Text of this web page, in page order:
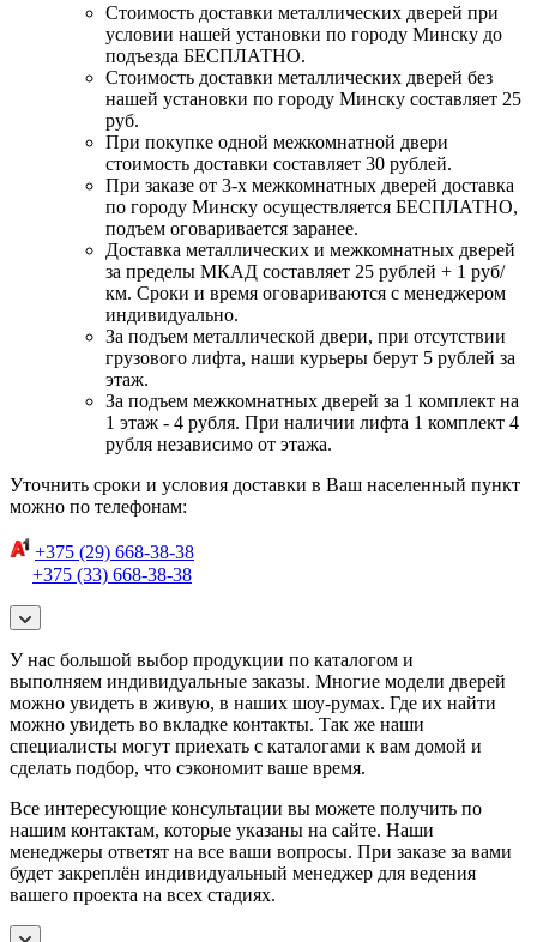
Стоимость доставки металлических дверей при
условии нашей установки по городу Минску до
подъезда БЕСПЛАТНО.
Стоимость доставки металлических дверей без
нашей установки по городу Минску составляет 25
руб.
При покупке одной межкомнатной двери
стоимость доставки составляет 30 рублей.
При заказе от 3-х межкомнатных дверей доставка
по городу Минску осуществляется БЕСПЛАТНО,
подъем оговаривается заранее.
Доставка металлических и межкомнатных дверей
за пределы МКАД составляет 25 рублей + 1 руб/
км. Сроки и время оговариваются с менеджером
индивидуально.
За подъем металлической двери, при отсутствии
грузового лифта, наши курьеры берут 5 рублей за
этаж.
За подъем межкомнатных дверей за 1 комплект на
1 этаж - 4 рубля. При наличии лифта 1 комплект 4
рубля независимо от этажа.
Уточнить сроки и условия доставки в Ваш населенный пункт
можно по телефонам:
+375 (29) 668-38-38
+375 (33) 668-38-38
У нас большой выбор продукции по каталогом и
выполняем индивидуальные заказы. Многие модели дверей
можно увидеть в живую, в наших шоу-румах. Где их найти
можно увидеть во вкладке контакты. Так же наши
специалисты могут приехать с каталогами к вам домой и
сделать подбор, что сэкономит ваше время.
Все интересующие консультации вы можете получить по
нашим контактам, которые указаны на сайте. Наши
менеджеры ответят на все ваши вопросы. При заказе за вами
будет закреплён индивидуальный менеджер для ведения
вашего проекта на всех стадиях.